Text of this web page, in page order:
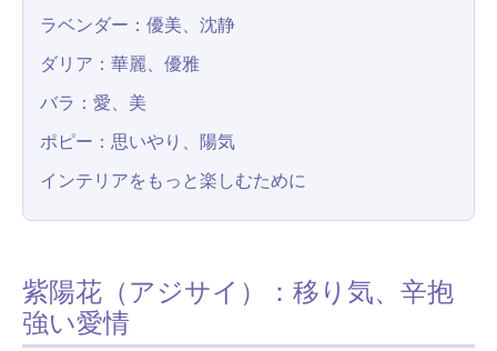
ラベンダー：優美、沈静
ダリア：華麗、優雅
バラ：愛、美
ポピー：思いやり、陽気
インテリアをもっと楽しむために
紫陽花（アジサイ）：移り気、辛抱
強い愛情